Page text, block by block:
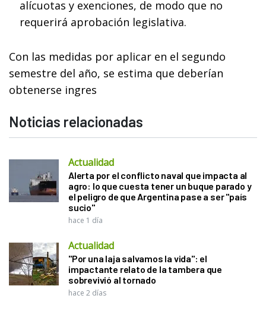
alícuotas y exenciones, de modo que no
requerirá aprobación legislativa.
Con las medidas por aplicar en el segundo
semestre del año, se estima que deberían
obtenerse ingres
Noticias relacionadas
Actualidad
Alerta por el conflicto naval que impacta al
agro: lo que cuesta tener un buque parado y
el peligro de que Argentina pase a ser "país
sucio"
hace 1 día
Actualidad
"Por una laja salvamos la vida": el
impactante relato de la tambera que
sobrevivió al tornado
hace 2 días